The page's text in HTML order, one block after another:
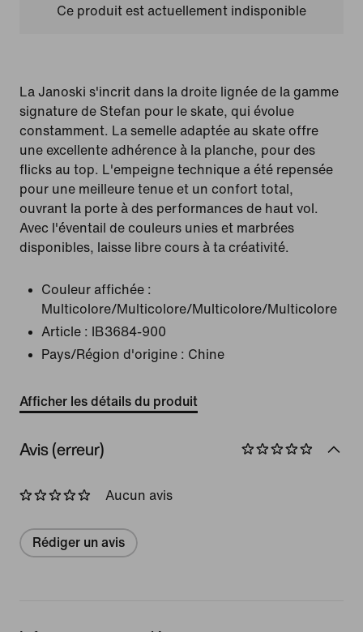
Ce produit est actuellement indisponible
La Janoski s'incrit dans la droite lignée de la gamme
signature de Stefan pour le skate, qui évolue
constamment. La semelle adaptée au skate offre
une excellente adhérence à la planche, pour des
flicks au top. L'empeigne technique a été repensée
pour une meilleure tenue et un confort total,
ouvrant la porte à des performances de haut vol.
Avec l'éventail de couleurs unies et marbrées
disponibles, laisse libre cours à ta créativité.
Couleur affichée :
Multicolore/Multicolore/Multicolore/Multicolore
Article :
IB3684-900
Pays/Région d'origine : Chine
Afficher les détails du produit
Avis (erreur)
Aucun avis
Rédiger un avis